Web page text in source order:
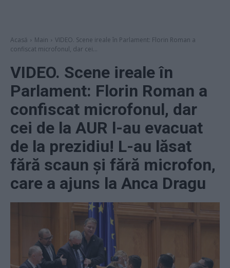
Acasă Main
VIDEO. Scene ireale în Parlament: Florin Roman a
confiscat microfonul, dar cei...
VIDEO. Scene ireale în
Parlament: Florin Roman a
confiscat microfonul, dar
cei de la AUR l-au evacuat
de la prezidiu! L-au lăsat
fără scaun și fără microfon,
care a ajuns la Anca Dragu